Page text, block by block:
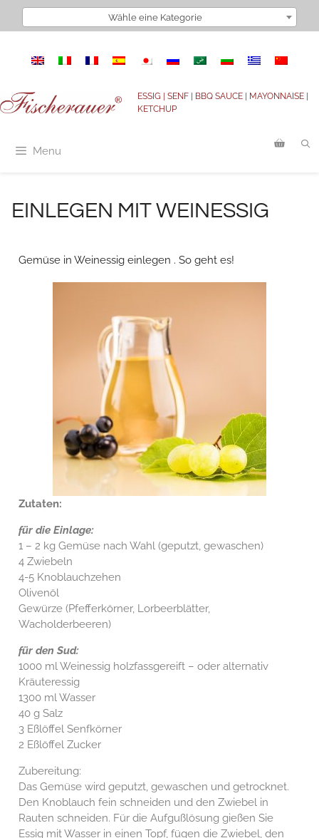
Wähle eine Kategorie
ESSIG | SENF | BBQ SAUCE | MAYONNAISE |
KETCHUP
Menu
EINLEGEN MIT WEINESSIG
Gemüse in Weinessig einlegen . So geht es!
Zutaten:
für die Einlage:
1 – 2 kg Gemüse nach Wahl (geputzt, gewaschen)
4 Zwiebeln
4-5 Knoblauchzehen
Olivenöl
Gewürze (Pfefferkörner, Lorbeerblätter,
Wacholderbeeren)
für den Sud:
1000 ml Weinessig holzfassgereift – oder alternativ
Kräuteressig
1300 ml Wasser
40 g Salz
3 Eßlöffel Senfkörner
2 Eßlöffel Zucker
Zubereitung:
Das Gemüse wird geputzt, gewaschen und getrocknet.
Den Knoblauch fein schneiden und den Zwiebel in
Rauten schneiden. Für die Aufgußlösung gießen Sie
Essig mit Wasser in einen Topf, fügen die Zwiebel, den